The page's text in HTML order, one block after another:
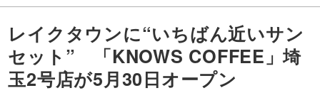
レイクタウンに“いちばん近いサン
セット” 「KNOWS COFFEE」埼
玉2号店が5月30日オープン